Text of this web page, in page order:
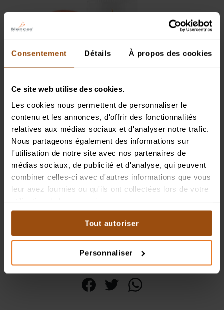
Consentement Détails À propos des cookies
Ce site web utilise des cookies.
Les cookies nous permettent de personnaliser le
contenu et les annonces, d'offrir des fonctionnalités
relatives aux médias sociaux et d'analyser notre trafic.
Nous partageons également des informations sur
l'utilisation de notre site avec nos partenaires de
médias sociaux, de publicité et d'analyse, qui peuvent
combiner celles-ci avec d'autres informations que vous
leur avez fournies ou qu'ils ont collectées lors de votre
Tout autoriser
Personnaliser
STICK À LÈVRES À L'HUILE D'ABRICOT
protège et hydrate vos lèvres
Idéal en cas de lèvres irritées, sèches ou gercées, le stick à lèvres
Biences protège et hydrate.
11.40CHF